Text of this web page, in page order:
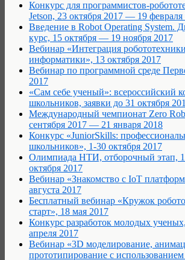
Конкурс для программистов-
Jetson, 23 октября 2017 — 19 февраля
Введение в Robot Operating System.
курс, 15 октября — 19 ноября 2017
Вебинар «Интеграция
информатики», 13 октября 2017
Вебинар по программной среде
2017
«Сам себе ученый»: всероссийский
школьников, заявки до 31 октября
Международный чемпионат Zero
сентября 2017 — 21 января 2018
Конкурс «JuniorSkills:
школьников», 1-30 октября 2017
Олимпиада НТИ, отборочный этап,
октября 2017
Вебинар «Знакомство с IoT
августа 2017
Бесплатный вебинар «Кружок
старт», 18 мая 2017
Конкурс разработок молодых
апреля 2017
Вебинар «3D моделирование,
прототипирование с